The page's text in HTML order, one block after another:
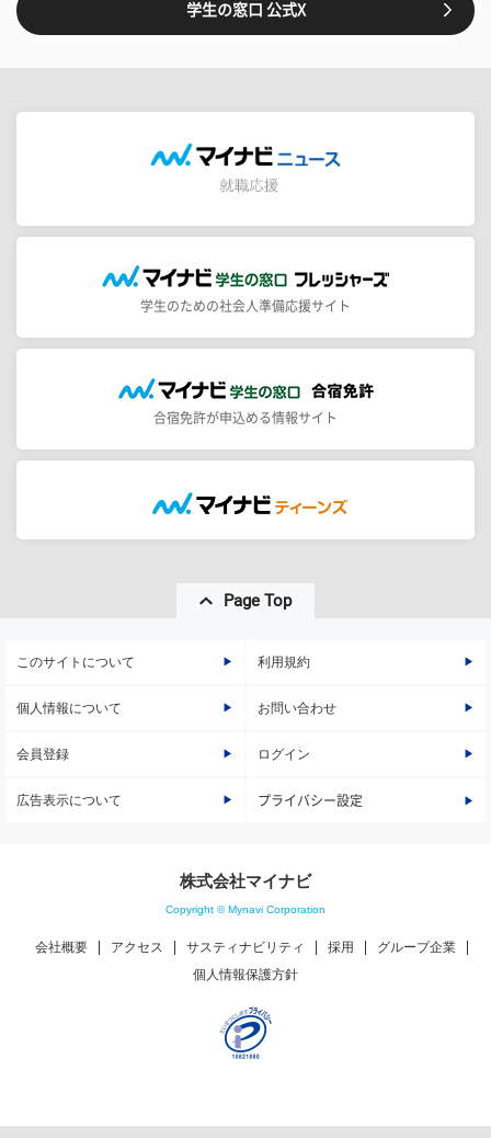
学生の窓口 公式X
学生のための社会人準備応援サイト
合宿免許が申込める情報サイト
Page Top
このサイトについて 利用規約
個人情報について お問い合わせ
会員登録 ログイン
広告表示について プライバシー設定
株式会社マイナビ
Copyright © Mynavi Corporation
会社概要 アクセス サスティナビリティ 採用
グループ企業
個人情報保護方針